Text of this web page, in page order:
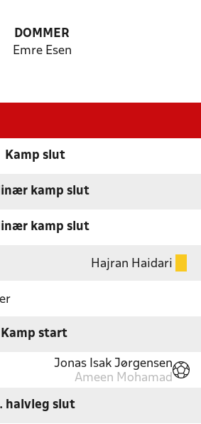
DOMMER
Emre Esen
Kamp slut
kamp slut
kamp slut
Hajran Haidari
Kamp start
Jonas Isak Jørgensen
Ameen Mohamad
halvleg slut